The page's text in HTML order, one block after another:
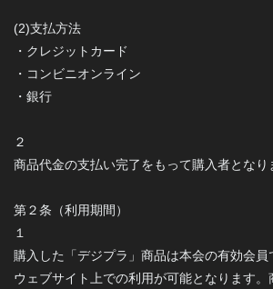
(2)支払方法
・クレジットカード
・コンビニオンライン
・銀行
２
商品代金の支払い完了をもって購入者となり
第２条（利用期間）
１
購入した「デジプラ」商品は本会の有効会員
ウェブサイト上での利用が可能となります。